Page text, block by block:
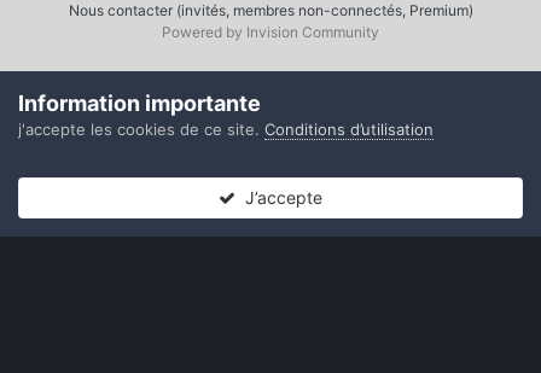
Nous contacter (invités, membres non-connectés, Premium)
Powered by Invision Community
Information importante
j'accepte les cookies de ce site. Conditions d’utilisation
J’accepte